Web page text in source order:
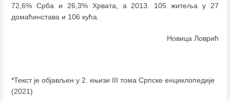
72,6% Срба и 26,3% Хрвата, а 2013. 105 житеља у 27
домаћинстава и 106 кућа.
Новица Ловрић
*Текст је објављен у 2. књизи III тома Српске енциклопедије
(2021)